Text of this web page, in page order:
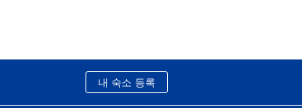
내 숙소 등록